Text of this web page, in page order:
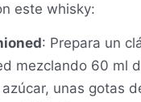
este whisky:
: Prepara un
mezclando 60 ml
azúcar, unas gotas